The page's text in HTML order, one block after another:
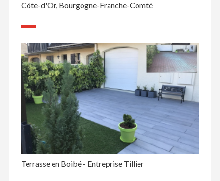
Côte-d'Or, Bourgogne-Franche-Comté
Terrasse en Boibé - Entreprise Tillier